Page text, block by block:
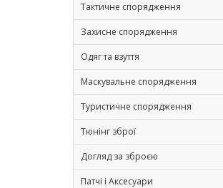
Тактичне спорядження
Захисне спорядження
Одяг та взуття
Маскувальне спорядження
Туристичне спорядження
Тюнінг зброї
Догляд за зброєю
Патчі і Аксесуари